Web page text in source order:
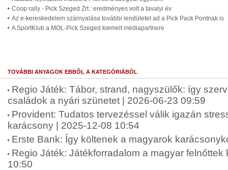
Coop rally - Pick Szeged Zrt.: eredményes volt a tavalyi év
Az e-kereskedelem szárnyalása további lendületet ad a Pick Pack Pontnak is
A SportKlub a MOL-Pick Szeged kiemelt médiapartnere
TOVÁBBI ANYAGOK EBBŐL A KATEGÓRIÁBÓL
Regio Játék: Tábor, strand, nagyszülők: így
családok a nyári szünetet | 2026-06-23 09:59
Provident: Tudatos tervezéssel válik igazán
karácsony | 2025-12-08 10:54
Erste Bank: Így költenek a magyarok
Regio Játék: Játékforradalom a magyar felnőttek
10:50